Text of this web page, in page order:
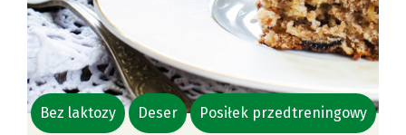
Bez laktozy Deser Posiłek przedtreningowy